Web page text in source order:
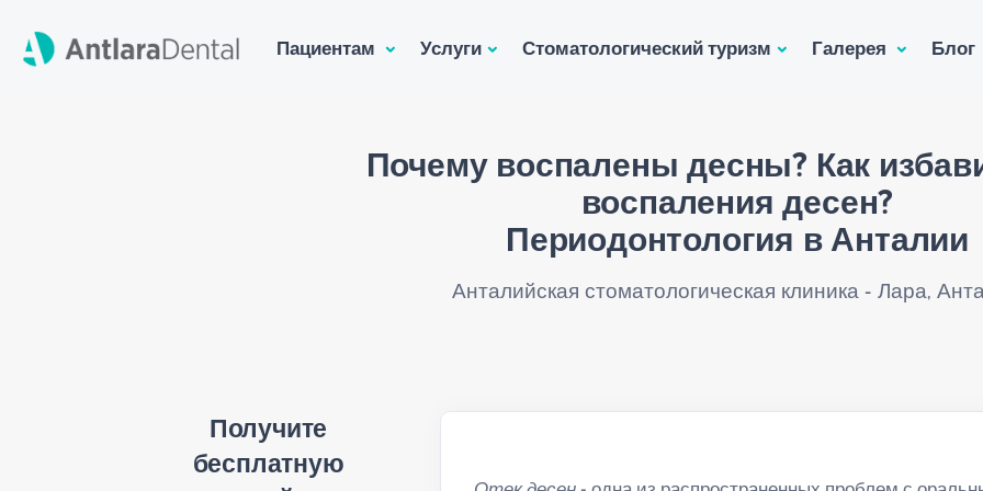
Пациентам Услуги Стоматологический туризм Галерея Блог
Почему воспалены десны? Как
воспаления десен?
Периодонтология в Анталии
Анталийская стоматологическая клиника - Лара,
Получите
бесплатную